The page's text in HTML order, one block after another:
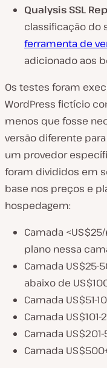
Qualysis SSL
classificação do
ferramenta de
adicionado aos
Os testes foram
WordPress fictício
menos que fosse
versão diferente
um provedor
foram divididos em
base nos preços e
hospedagem:
Camada
plano nessa
Camada US$25-
abaixo de
Camada US$51-
Camada
Camada
Camada